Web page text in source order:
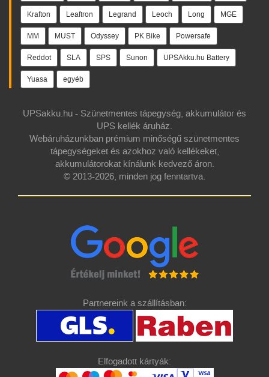
Krafton Leaftron Legrand Leoch Long MGE
MM MUST Odyssey PK Bike Powersafe
Reddot SLA SPS Sunon UPSAkku.hu Battery
Yuasa egyéb
UPSakku.hu - Szünetmentes tápegység, akkumulátor és
UPS kellék áruház.
Webáruházunkban prémium minőségű szünetmentes
tápegységeket és azokhoz való kellékeket,
akkumulátorokat kínálunk kedvező áron.
© 2013-2026, minden jog fenntartva.
Partnereink a szállításban:
Elfogadott kártyák: